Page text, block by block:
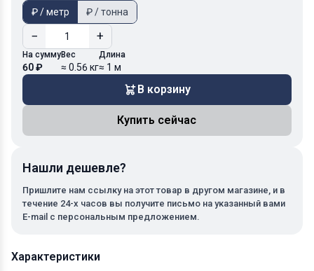
Характеристики
₽ / метр ₽ / тонна
− +
На сумму
60 ₽
Вес
≈ 0.56 кг
Длина
≈ 1 м
В корзину
Купить сейчас
Нашли дешевле?
Пришлите нам ссылку на этот товар в другом магазине, и в
течение 24-х часов вы получите письмо на указанный вами
E-mail с персональным предложением.